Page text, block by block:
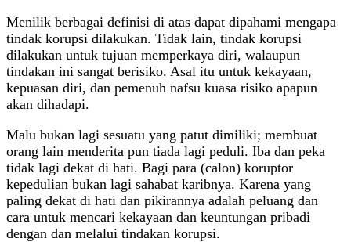
Menilik berbagai definisi di atas dapat dipahami mengapa
tindak korupsi dilakukan. Tidak lain, tindak korupsi
dilakukan untuk tujuan memperkaya diri, walaupun
tindakan ini sangat berisiko. Asal itu untuk kekayaan,
kepuasan diri, dan pemenuh nafsu kuasa risiko apapun
akan dihadapi.
Malu bukan lagi sesuatu yang patut dimiliki; membuat
orang lain menderita pun tiada lagi peduli. Iba dan peka
tidak lagi dekat di hati. Bagi para (calon) koruptor
kepedulian bukan lagi sahabat karibnya. Karena yang
paling dekat di hati dan pikirannya adalah peluang dan
cara untuk mencari kekayaan dan keuntungan pribadi
dengan dan melalui tindakan korupsi.